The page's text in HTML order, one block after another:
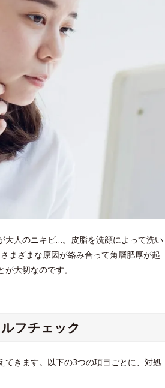
大人のニキビ…。皮脂を洗顔によって洗い
まざまな原因が絡み合って角層肥厚が起
大切なのです。
フチェック
てきます。以下の3つの項目ごとに、対処